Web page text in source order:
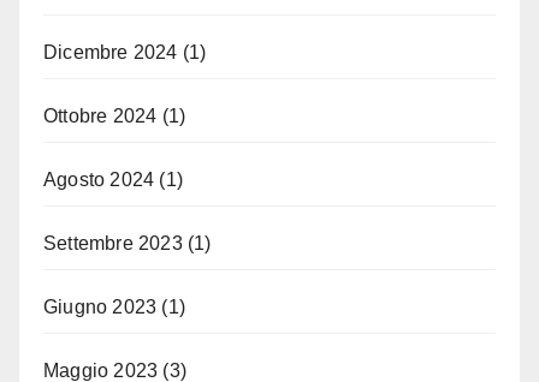
Dicembre 2024 (1)
Ottobre 2024 (1)
Agosto 2024 (1)
Settembre 2023(1)
Giugno 2023 (1)
Maggio 2023 (3)